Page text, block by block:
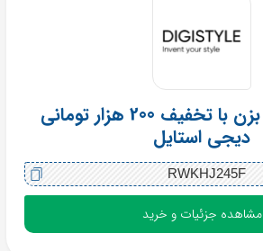
استایل مردانه بزن با تخفیف 200 هزار تومانی
دیجی استایل
RWKHJ245F
مشاهده جزئیات و خرید